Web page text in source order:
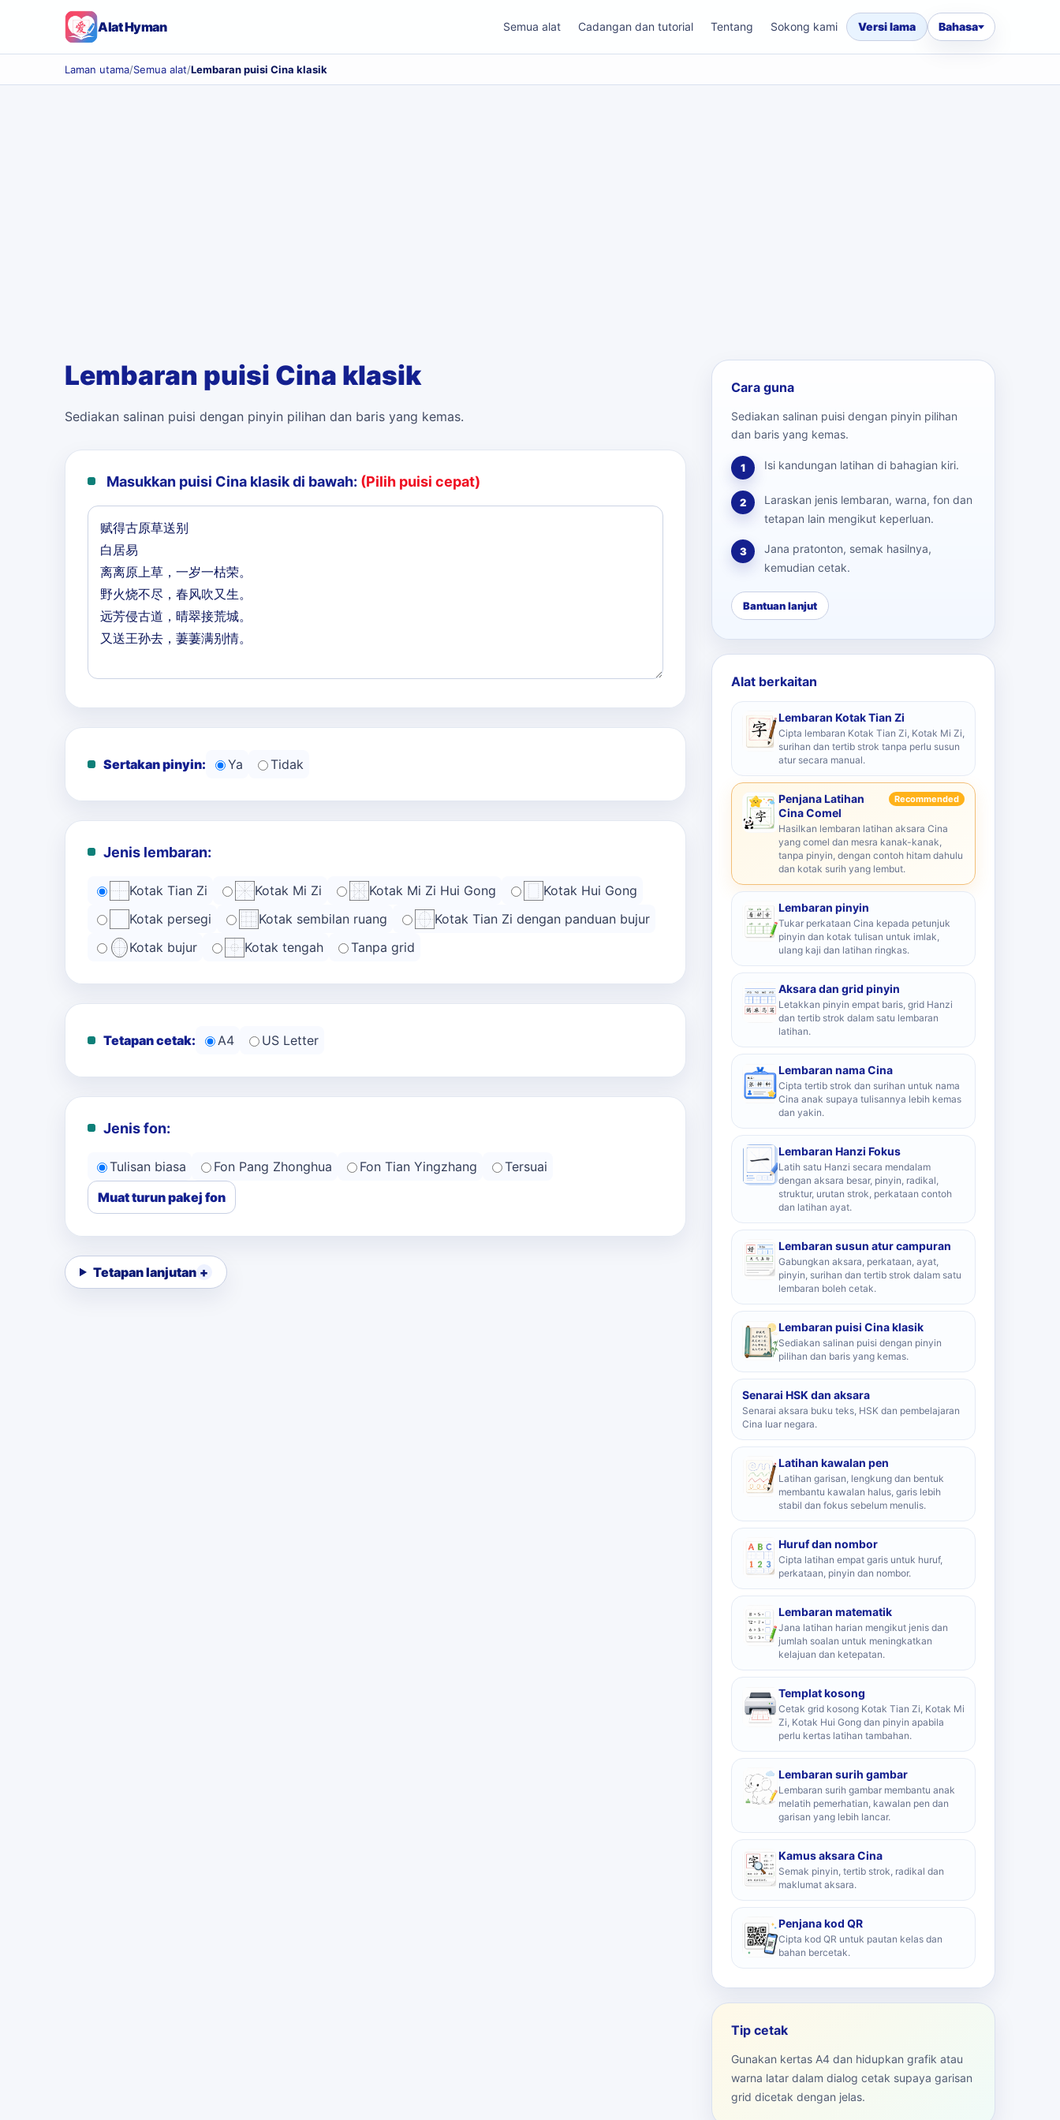
Alat Hyman Semua alat Cadangan dan tutorial Tentang Sokong kami Versi lama Bahasa
Laman utama/Semua alat/Lembaran puisi Cina klasik
Lembaran puisi Cina klasik
Sediakan salinan puisi dengan pinyin pilihan dan baris yang kemas.
Masukkan puisi Cina klasik di bawah: (Pilih puisi cepat)
Sertakan pinyin: Ya Tidak
Jenis lembaran:
Kotak Tian Zi Kotak Mi Zi Kotak Mi Zi Hui Gong
Kotak Hui Gong
Kotak persegi
Kotak sembilan ruang
Kotak Tian Zi dengan panduan bujur
Kotak bujur
Kotak tengah Tanpa grid
Tetapan cetak: A4 US Letter
Jenis fon:
Tulisan biasa Fon Pang Zhonghua Fon Tian Yingzhang
Tersuai
Muat turun pakej fon
Tetapan lanjutan
Cara guna
Sediakan salinan puisi dengan pinyin pilihan
dan baris yang kemas.
1 Isi kandungan latihan di bahagian kiri.
2
Laraskan jenis lembaran, warna, fon dan
tetapan lain mengikut keperluan.
3
Jana pratonton, semak hasilnya,
kemudian cetak.
Bantuan lanjut
Alat berkaitan
Lembaran Kotak Tian Zi
Cipta lembaran Kotak Tian Zi, Kotak Mi Zi,
surihan dan tertib strok tanpa perlu susun
atur secara manual.
Penjana Latihan
Cina Comel
Recommended
Hasilkan lembaran latihan aksara Cina
yang comel dan mesra kanak-kanak,
tanpa pinyin, dengan contoh hitam dahulu
dan kotak surih yang lembut.
Lembaran pinyin
Tukar perkataan Cina kepada petunjuk
pinyin dan kotak tulisan untuk imlak,
ulang kaji dan latihan ringkas.
Aksara dan grid pinyin
Letakkan pinyin empat baris, grid Hanzi
dan tertib strok dalam satu lembaran
latihan.
Lembaran nama Cina
Cipta tertib strok dan surihan untuk nama
Cina anak supaya tulisannya lebih kemas
dan yakin.
Lembaran Hanzi Fokus
Latih satu Hanzi secara mendalam
dengan aksara besar, pinyin, radikal,
struktur, urutan strok, perkataan contoh
dan latihan ayat.
Lembaran susun atur campuran
Gabungkan aksara, perkataan, ayat,
pinyin, surihan dan tertib strok dalam satu
lembaran boleh cetak.
Lembaran puisi Cina klasik
Sediakan salinan puisi dengan pinyin
pilihan dan baris yang kemas.
Senarai HSK dan aksara
Senarai aksara buku teks, HSK dan pembelajaran
Cina luar negara.
Latihan kawalan pen
Latihan garisan, lengkung dan bentuk
membantu kawalan halus, garis lebih
stabil dan fokus sebelum menulis.
Huruf dan nombor
Cipta latihan empat garis untuk huruf,
perkataan, pinyin dan nombor.
Lembaran matematik
Jana latihan harian mengikut jenis dan
jumlah soalan untuk meningkatkan
kelajuan dan ketepatan.
Templat kosong
Cetak grid kosong Kotak Tian Zi, Kotak Mi
Zi, Kotak Hui Gong dan pinyin apabila
perlu kertas latihan tambahan.
Lembaran surih gambar
Lembaran surih gambar membantu anak
melatih pemerhatian, kawalan pen dan
garisan yang lebih lancar.
Kamus aksara Cina
Semak pinyin, tertib strok, radikal dan
maklumat aksara.
Penjana kod QR
Cipta kod QR untuk pautan kelas dan
bahan bercetak.
Tip cetak
Gunakan kertas A4 dan hidupkan grafik atau
warna latar dalam dialog cetak supaya garisan
grid dicetak dengan jelas.